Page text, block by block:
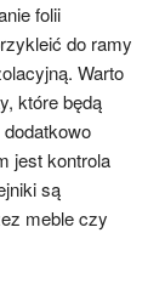
folii
do ramy
Warto
które będą
dodatkowo
jest kontrola
są
meble czy